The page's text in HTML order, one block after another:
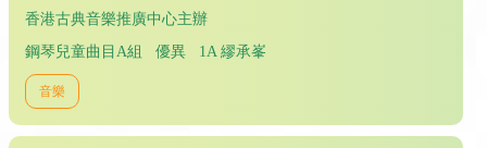
香港古典音樂推廣中心主辦
鋼琴兒童曲目A組 優異 1A 繆承峯
音樂